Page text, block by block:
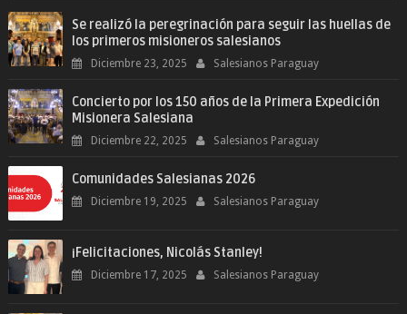
Se realizó la peregrinación para seguir las huellas de
los primeros misioneros salesianos
Diciembre 23, 2025 Salesianos Paraguay
Concierto por los 150 años de la Primera Expedición
Misionera Salesiana
Diciembre 22, 2025 Salesianos Paraguay
Comunidades Salesianas 2026
Diciembre 19, 2025 Salesianos Paraguay
¡Felicitaciones, Nicolás Stanley!
Diciembre 17, 2025 Salesianos Paraguay